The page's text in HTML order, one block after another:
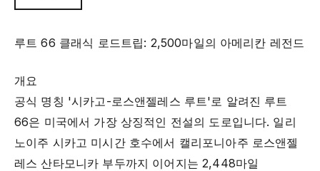
루트 66 클래식 로드트립: 2,500마일의 아메리칸 레전드
개요
공식 명칭 '시카고-로스앤젤레스 루트'로 알려진 루트
66은 미국에서 가장 상징적인 전설의 도로입니다. 일리
노이주 시카고 미시간 호수에서 캘리포니아주 로스앤젤
레스 산타모니카 부두까지 이어지는 2,448마일